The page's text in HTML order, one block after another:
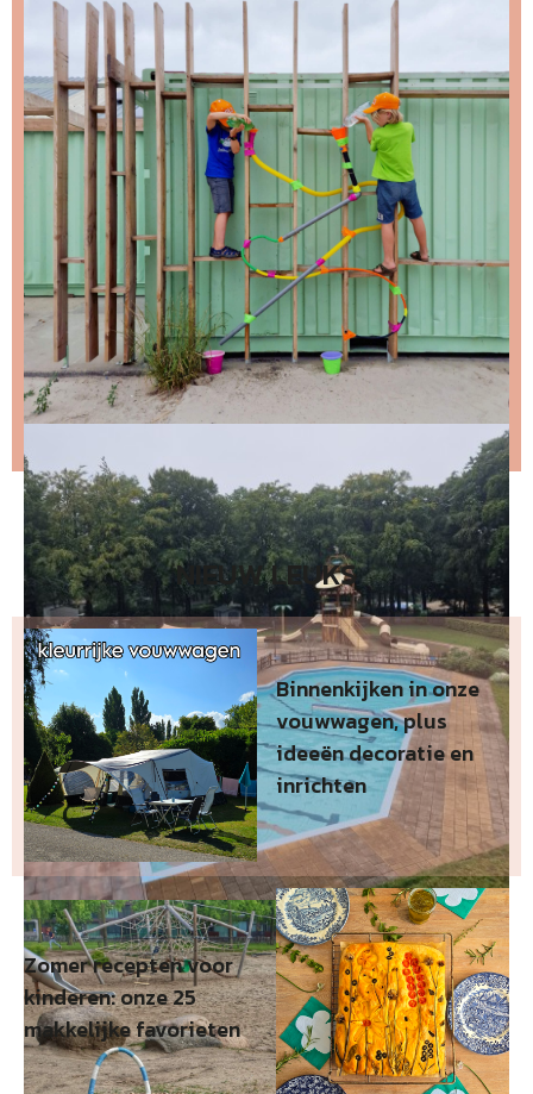
NIKS LEUKS MISSEN?
Schrijf je in voor de nieuwsbrief, dan stuur ik je
ongeveer twee keer per maand een leuke mail.
Stap 1 – vul je emailadres in en klik op de knop:
Stap 2 – open de email en bevestig je inschrijving
(niks ontvangen, bekijk dan je spam folder).
Wil je niet wachten op de volgende nieuwsbrief?
Lees
dan hier de nieuwste nieuwsbrief
NIEUW LEUKS
Binnenkijken in onze
vouwwagen, plus
ideeën decoratie en
inrichten
Zomer recepten voor
kinderen: onze 25
makkelijke favorieten